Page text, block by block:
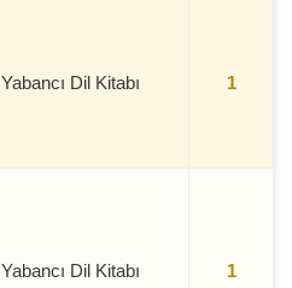
Yabancı Dil Kitabı 1
Yabancı Dil Kitabı 1